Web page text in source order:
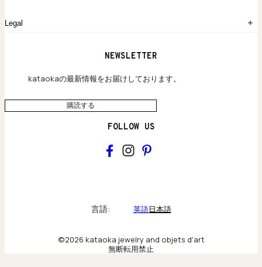
Legal
アクセシビリティ方針
NEWSLETTER
kataokaの最新情報をお届けしております。
購読する
FOLLOW US
アトリエの記録
Behind the scenes & craftsmanship
言語: 英語日本語
©2026 kataoka jewelry and objets d'art
無断転用禁止